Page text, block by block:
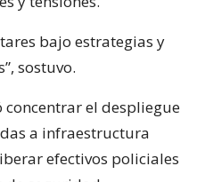
bajo estrategias y
sostuvo.
el despliegue
a infraestructura
efectivos policiales